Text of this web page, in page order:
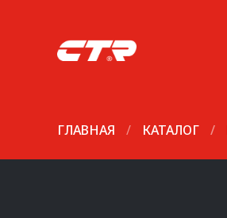
ГЛАВНАЯ / КАТАЛОГ /